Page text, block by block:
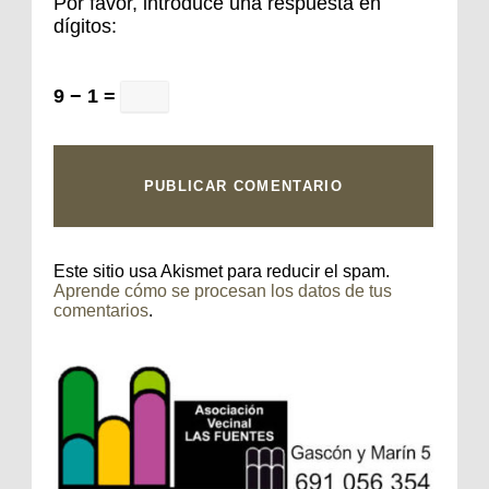
dígitos:
9 − 1 =
Este sitio usa Akismet para reducir el spam.
Aprende cómo se procesan los datos de tus
comentarios.